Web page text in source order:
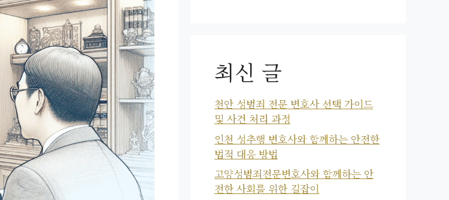
최신 글
천안 성범죄 전문 변호사 선택 가이드
및 사건 처리 과정
인천 성추행 변호사와 함께하는 안전한
법적 대응 방법
고양성범죄전문변호사와 함께하는 안
전한 사회를 위한 길잡이